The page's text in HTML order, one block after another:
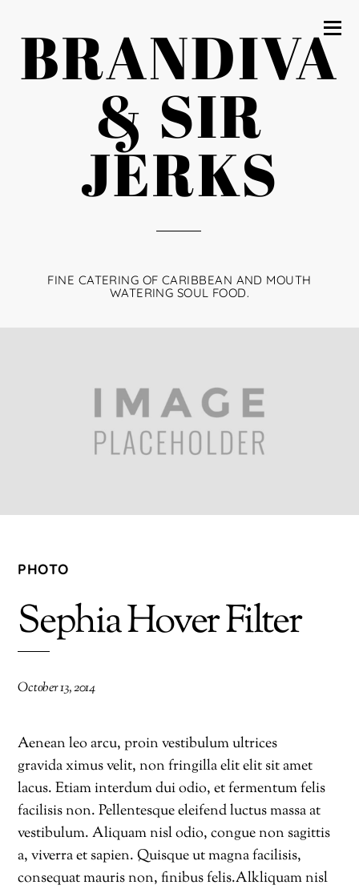
BRANDIVA
& SIR
JERKS
FINE CATERING OF CARIBBEAN AND MOUTH
WATERING SOUL FOOD.
PHOTO
Sephia Hover Filter
October 13, 2014
Aenean leo arcu, proin vestibulum ultrices
gravida ximus velit, non fringilla elit elit sit amet
lacus. Etiam interdum dui odio, et fermentum felis
facilisis non. Pellentesque eleifend luctus massa at
vestibulum. Aliquam nisl odio, congue non sagittis
a, viverra et sapien. Quisque ut magna facilisis,
consequat mauris non, finibus felis.Alkliquam nisl